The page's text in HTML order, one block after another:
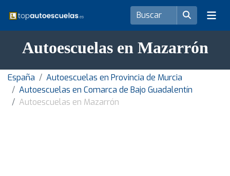
Autoescuelas en Mazarrón
España
Autoescuelas en Provincia de Murcia
Autoescuelas en Comarca de Bajo Guadalentín
Autoescuelas en Mazarrón